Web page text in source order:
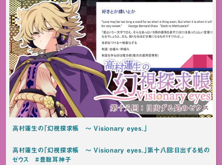
高村蓮生の「幻視探求帳 ～ Visionary eyes.」
高村蓮生の「幻視探求帳 ～ Visionary eyes.」第十八回：日出ずる処の
ゼウス #豊聡耳神子